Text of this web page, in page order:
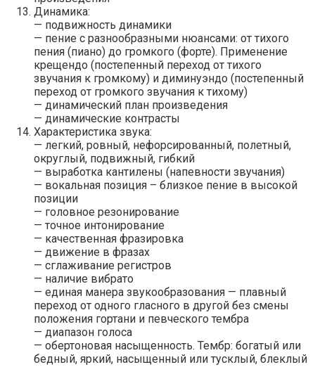
Динамика:
— подвижность динамики
— пение с разнообразными нюансами: от тихого
пения (пиано) до громкого (форте). Применение
крещендо (постепенный переход от тихого
звучания к громкому) и диминуэндо (постепенный
переход от громкого звучания к тихому)
— динамический план произведения
— динамические контрасты
Характеристика звука:
— легкий, ровный, нефорсированный, полетный,
округлый, подвижный, гибкий
— выработка кантилены (напевности звучания)
— вокальная позиция – близкое пение в высокой
позиции
— головное резонирование
— точное интонирование
— качественная фразировка
— движение в фразах
— сглаживание регистров
— наличие вибрато
— единая манера звукообразования — плавный
переход от одного гласного в другой без смены
положения гортани и певческого тембра
— диапазон голоса
— обертоновая насыщенность. Тембр: богатый или
бедный, яркий, насыщенный или тусклый, блеклый